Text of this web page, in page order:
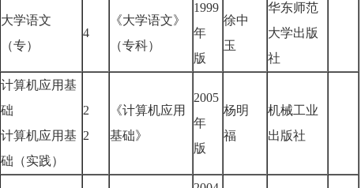
大学语文
（专）
4
《大学语文》
（专科）
1999
年
版
徐中
玉
华东师范
大学出版
社
计算机应用基
础
计算机应用基
础（实践）
2
2
《计算机应用
基础》
2005
年
版
杨明
福
机械工业
出版社